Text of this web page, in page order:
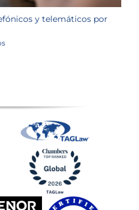
y telemáticos por